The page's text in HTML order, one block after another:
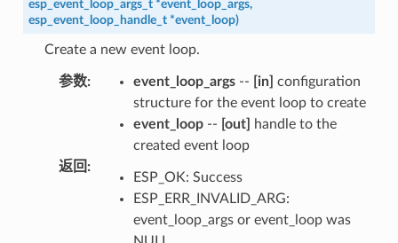
esp_event_loop_args_t *event_loop_args,
esp_event_loop_handle_t *event_loop)
Create a new event loop.
参数: event_loop_args-- [in] configuration
structure for the event loop to create
event_loop-- [out]
handle to the
created event loop
返回 :
ESP_OK: Success
ESP_ERR_INVALID_ARG:
event_loop_args or event_loop was